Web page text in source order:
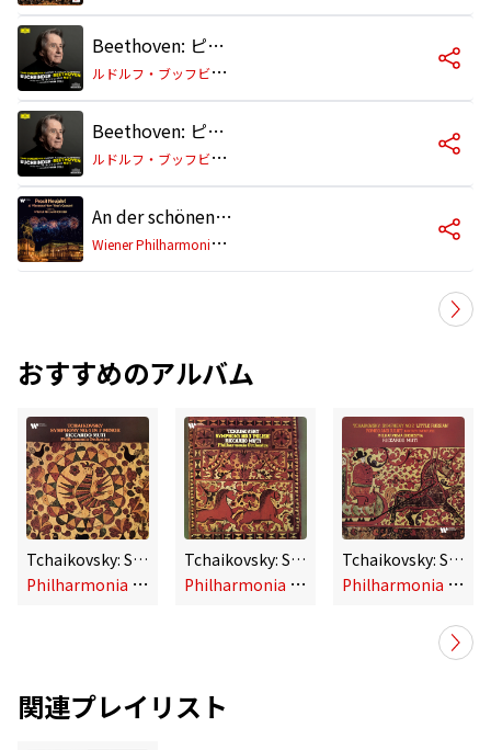
Beethoven: ピアノ協奏曲第5番 変ホ長調 作品73《皇帝》: 第1楽章: Allegro
ル
ドルフ・ブッフビンダー/ウィーン・フィルハーモニー管弦楽団/リッカルド・ムーティ
Beethoven: ピアノ協奏曲第5番 変ホ長調 作品73《皇帝》: 第2楽章: Adagio un poco moto
ル
ドルフ・ブッフビンダー/ウィーン・フィルハーモニー管弦楽団/リッカルド・ムーティ
An der schönen blauen Donau, Op. 314 (Live)
W
iener Philharmoniker, Riccardo Muti
おすすめのアルバム
Tchaikovsky: Symphony No. 4 in F Minor, Op. 36
P
hilharmonia Orchestra, Riccardo Muti
Tchaikovsky: Symphony No. 3 in D Major, Op. 29 "Polish"
P
hilharmonia Orchestra, Riccardo Muti
Tchaikovsky: Symphony No. 2 in C Minor, Op. 17 "Little Russian" & Romeo and Juliet
P
hilharmonia Orchestra, Riccardo Muti
関連プレイリスト